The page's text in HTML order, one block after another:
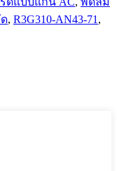
, R3G310-AN43-71 ,